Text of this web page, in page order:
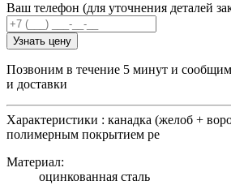
Ваш телефон (для уточнения деталей
Узнать цену
Позвоним в течение 5 минут и
и доставки
Характеристики : канадка (желоб +
полимерным покрытием pe
Материал:
оцинкованная сталь